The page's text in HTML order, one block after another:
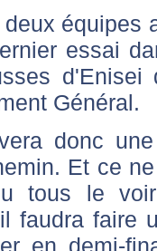
équipes
essai
d'Enisei
Général.
donc
Et ce
tous le
faudra faire
en demi-